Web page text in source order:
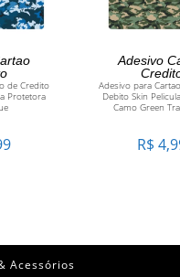
AO
de Credito
Protetora
Adesivo
Adesivo para
Debito Skin
Camo Green
R$
Acessórios